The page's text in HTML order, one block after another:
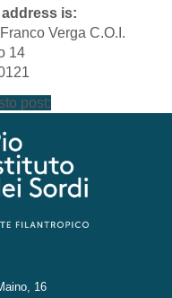
is:
Verga C.O.I.
14
post:
16